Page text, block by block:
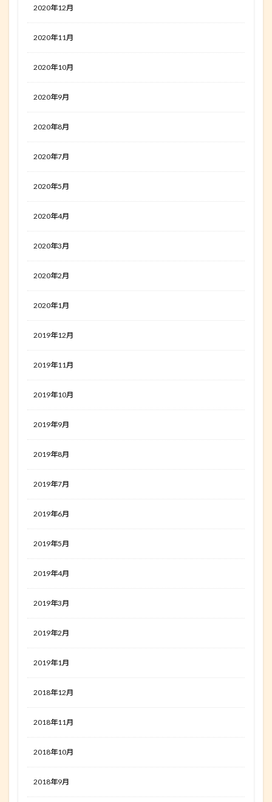
2020年12月
2020年11月
2020年10月
2020年9月
2020年8月
2020年7月
2020年5月
2020年4月
2020年3月
2020年2月
2020年1月
2019年12月
2019年11月
2019年10月
2019年9月
2019年8月
2019年7月
2019年6月
2019年5月
2019年4月
2019年3月
2019年2月
2019年1月
2018年12月
2018年11月
2018年10月
2018年9月